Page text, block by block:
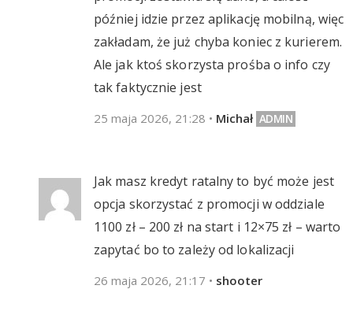
później idzie przez aplikację mobilną, więc
zakładam, że już chyba koniec z kurierem.
Ale jak ktoś skorzysta prośba o info czy
tak faktycznie jest
25 maja 2026, 21:28 • Michał
Jak masz kredyt ratalny to być może jest
opcja skorzystać z promocji w oddziale
1100 zł – 200 zł na start i 12×75 zł – warto
zapytać bo to zależy od lokalizacji
26 maja 2026, 21:17 • shooter